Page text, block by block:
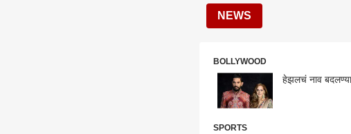
NEWS
BOLLYWOOD
हेझलचं नाव
SPORTS